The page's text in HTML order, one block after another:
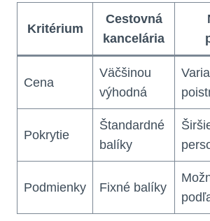
Kritérium
Cestovná
kancelária
Cena
Väčšinou
výhodná
Pokrytie
Štandardné
balíky
Podmienky Fixné balíky